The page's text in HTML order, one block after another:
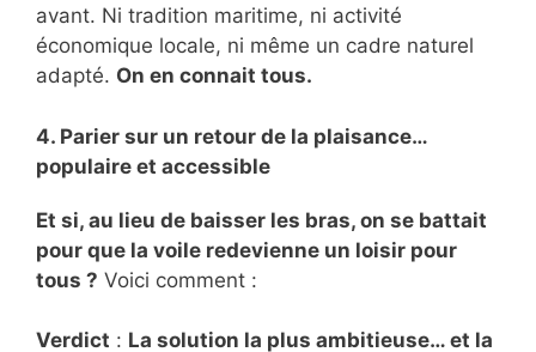
avant. Ni tradition maritime, ni activité
économique locale, ni même un cadre naturel
adapté. On en connait tous.
4. Parier sur un retour de la plaisance…
populaire et accessible
Et si, au lieu de baisser les bras, on se battait
pour que la voile redevienne un loisir pour
tous ? Voici comment :
Verdict : La solution la plus ambitieuse… et la